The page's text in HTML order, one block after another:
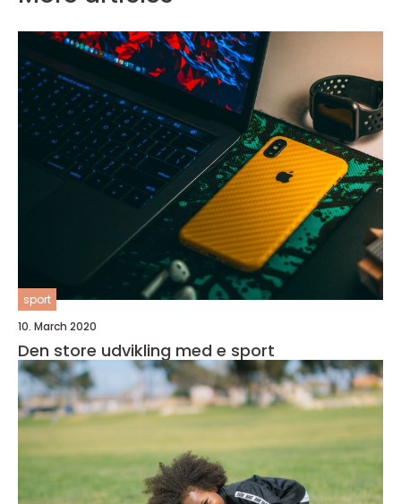
sport
10. March 2020
Den store udvikling med e sport